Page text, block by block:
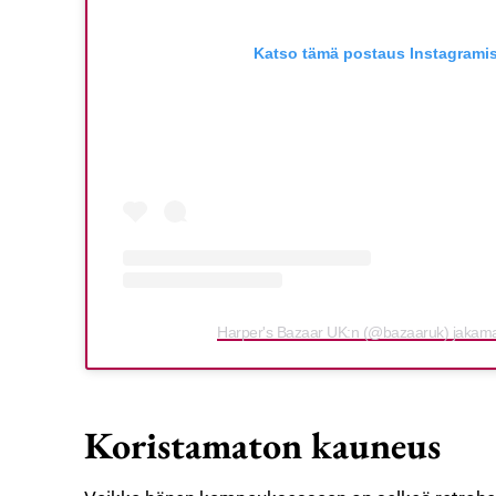
Katso tämä postaus
Harper's Bazaar UK:n (@bazaaruk)
Koristamaton kauneus